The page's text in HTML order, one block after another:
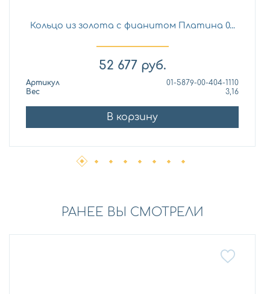
Кольцо из золота с фианитом Платина 0...
52 677 руб.
Артикул
01-5879-00-404-1110
Вес
3,16
В корзину
РАНЕЕ ВЫ СМОТРЕЛИ